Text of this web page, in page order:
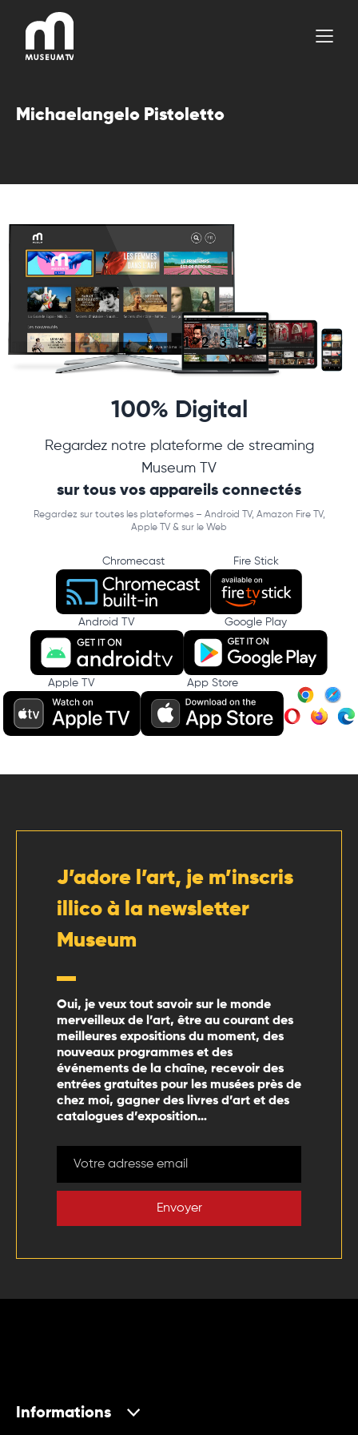
contenu
Michaelangelo Pistoletto
100% Digital
Regardez notre plateforme de streaming
Museum TV
sur tous vos appareils connectés
Regardez sur toutes les plateformes – Android TV, Amazon Fire TV,
Apple TV & sur le Web
Chromecast Fire Stick
Android TV Google Play
Apple TV App Store
J’adore l’art, je m’inscris
illico à la newsletter
Museum
Oui, je veux tout savoir sur le monde
merveilleux de l’art, être au courant des
meilleures expositions du moment, des
nouveaux programmes et des
événements de la chaîne, recevoir des
entrées gratuites pour les musées près de
chez moi, gagner des livres d’art et des
catalogues d’exposition…
Envoyer
Informations